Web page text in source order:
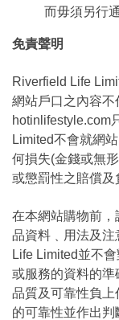
而毋須另行
免責聲明
Riverfield Life
網站戶口之內容不
hotinlifestyle.com
Limited不會就網
何損失(金錢或無
或懲罰性之賠償及
在本網站購物前
品資料﹑用法及
Life Limited並不
或服務的資料的準
品質及可靠性負
的可靠性並作出